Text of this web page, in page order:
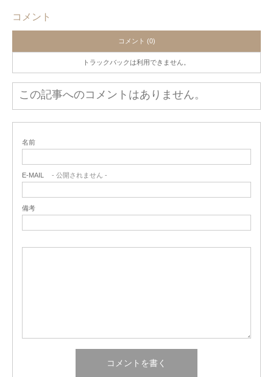
コメント
コメント (0)
トラックバックは利用できません。
この記事へのコメントはありません。
名前
E-MAIL - 公開されません -
備考